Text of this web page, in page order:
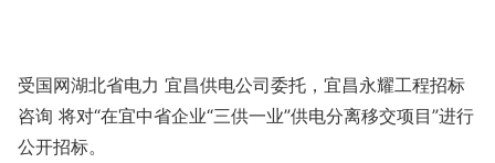
受国网湖北省电力 宜昌供电公司委托，宜昌永耀工程招标
咨询 将对“在宜中省企业“三供一业”供电分离移交项目”进行
公开招标。